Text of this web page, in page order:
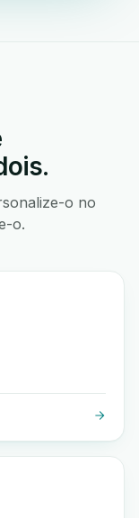
o no
o.